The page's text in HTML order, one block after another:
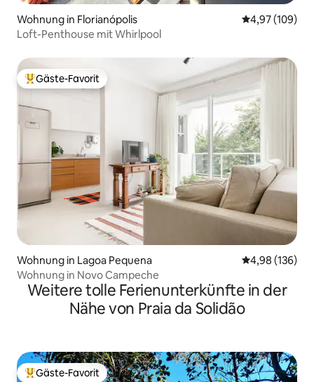
Wohnung in Florianópolis
4,97 (109)
Loft-Penthouse mit Whirlpool
Beliebter Gäste-Favorit.
Gäste-Favorit
Wohnung in Lagoa Pequena
4,98 (136)
Wohnung in Novo Campeche
Weitere tolle Ferienunterkünfte in der
Nähe von Praia da Solidão
Beliebter Gäste-Favorit.
Gäste-Favorit